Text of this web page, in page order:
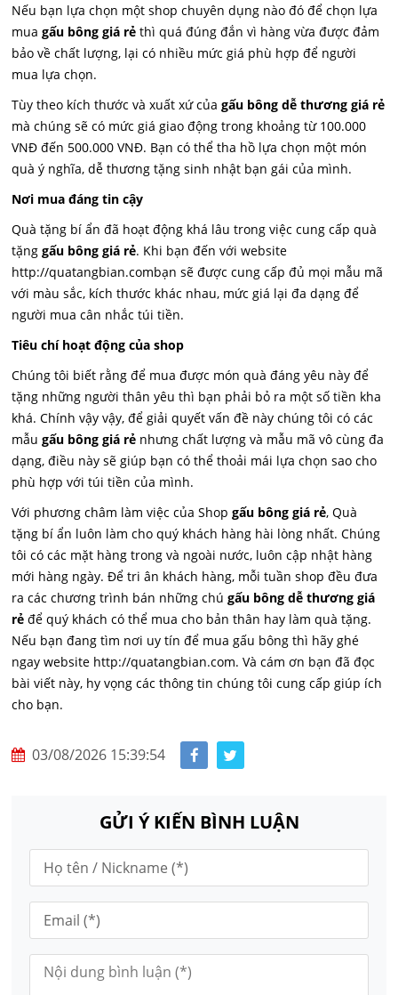
Nếu bạn lựa chọn một shop chuyên dụng nào đó để chọn lựa
muagấu bông giá rẻ thì quá đúng đắn vì hàng vừa được đảm
bảo về chất lượng, lại có nhiều mức giá phù hợp để người
mua lựa chọn.
Tùy theo kích thước và xuất xứ củagấu bông dễ thương giá rẻ
mà chúng sẽ có mức giá giao động trong khoảng từ 100.000
VNĐ đến 500.000 VNĐ. Bạn có thể tha hồ lựa chọn một món
quà ý nghĩa, dễ thương tặng sinh nhật bạn gái của mình.
Nơi mua đáng tin cậy
Quà tặng bí ẩn đã hoạt động khá lâu trong việc cung cấp quà
tặnggấu bông giá rẻ. Khi bạn đến với website
http://quatangbian.combạn sẽ được cung cấp đủ mọi mẫu mã
với màu sắc, kích thước khác nhau, mức giá lại đa dạng để
người mua cân nhắc túi tiền.
Tiêu chí hoạt động của shop
Chúng tôi biết rằng để mua được món quà đáng yêu này để
tặng những người thân yêu thì bạn phải bỏ ra một số tiền kha
khá. Chính vậy vậy, để giải quyết vấn đề này chúng tôi có các
mẫugấu bông giá rẻ nhưng chất lượng và mẫu mã vô cùng đa
dạng, điều này sẽ giúp bạn có thể thoải mái lựa chọn sao cho
phù hợp với túi tiền của mình.
Với phương châm làm việc của Shopgấu bông giá rẻ, Quà
tặng bí ẩn luôn làm cho quý khách hàng hài lòng nhất. Chúng
tôi có các mặt hàng trong và ngoài nước, luôn cập nhật hàng
mới hàng ngày. Để tri ân khách hàng, mỗi tuần shop đều đưa
ra các chương trình bán những chúgấu bông dễ thương giá
rẻ để quý khách có thể mua cho bản thân hay làm quà tặng.
Nếu bạn đang tìm nơi uy tín để mua gấu bông thì hãy ghé
ngay website http://quatangbian.com. Và cám ơn bạn đã đọc
bài viết này, hy vọng các thông tin chúng tôi cung cấp giúp ích
cho bạn.
03/08/2026 15:39:54
GỬI Ý KIẾN BÌNH LUẬN